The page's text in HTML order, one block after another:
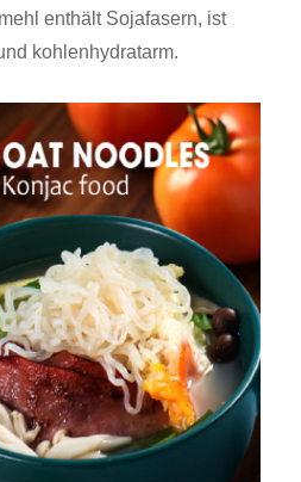
enthält Sojafasern, ist
kohlenhydratarm.